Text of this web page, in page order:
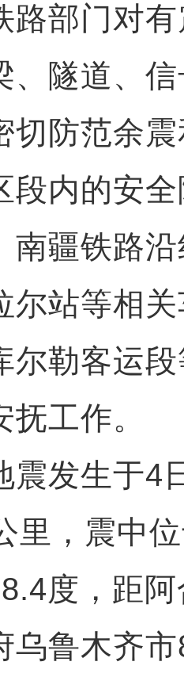
部门对有
、隧道、
切防范余
段内的安
南疆铁路
尔站等相
尔勒客运
工作。
发生于4
里，震中
度，距
乌鲁木齐